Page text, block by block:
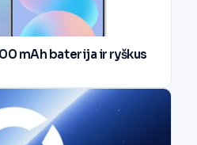
mAh baterija ir ryškus